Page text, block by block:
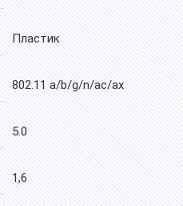
Пластик
802.11 a/b/g/n/ac/ax
5.0
1,6